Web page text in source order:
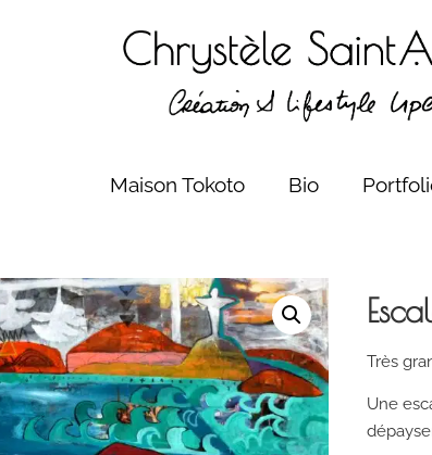
Maison Tokoto Bio
Très
Une